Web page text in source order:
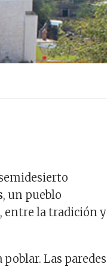
, un pueblo
entre la tradición y
Las paredes